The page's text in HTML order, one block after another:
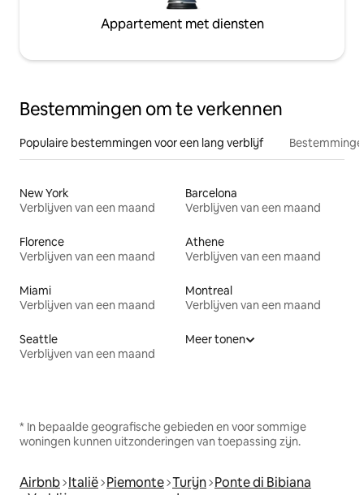
Appartement met diensten
Bestemmingen om te verkennen
Populaire bestemmingen voor een lang verblijf
New York
Verblijven van een maand
Barcelona
Verblijven van een maand
Florence
Verblijven van een maand
Athene
Verblijven van een maand
Miami
Verblijven van een maand
Montreal
Verblijven van een maand
Seattle
Verblijven van een maand
Meer tonen
* In bepaalde geografische gebieden en voor sommige
woningen kunnen uitzonderingen van toepassing zijn.
Airbnb Italië Piemonte Turijn Ponte di Bibiana